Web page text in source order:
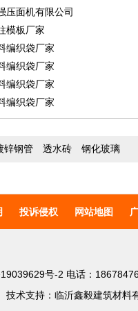
压面机有限公司
模板厂家
编织袋厂家
编织袋厂家
编织袋厂家
编织袋厂家
锌钢管 透水砖 钢化玻璃
投诉侵权 网站地图
号-2 电话：
技术支持：临沂鑫毅建筑材料